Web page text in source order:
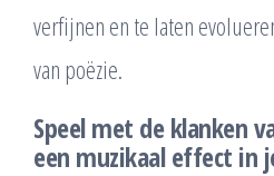
verfijnen en te laten
van poëzie.
Speel met de klanken
een muzikaal effect in